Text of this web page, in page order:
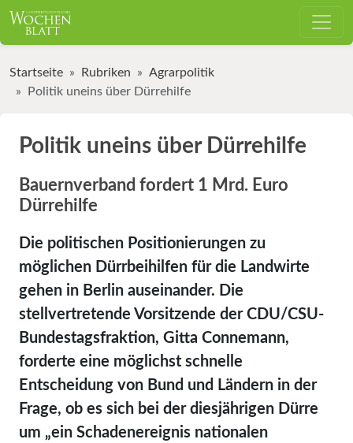
Startseite Rubriken
Agrarpolitik
Politik uneins über Dürrehilfe
Politik uneins über Dürrehilfe
Bauernverband fordert 1 Mrd. Euro
Dürrehilfe
Die politischen Positionierungen zu
möglichen Dürrbeihilfen für die Landwirte
gehen in Berlin auseinander. Die
stellvertretende Vorsitzende der CDU/CSU-
Bundestagsfraktion, Gitta Connemann,
forderte eine möglichst schnelle
Entscheidung von Bund und Ländern in der
Frage, ob es sich bei der diesjährigen Dürre
um „ein Schadenereignis nationalen